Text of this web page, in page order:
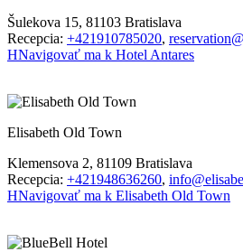
Šulekova 15, 81103 Bratislava
Recepcia: +421910785020,
HNavigovať ma k Hotel Antares
Elisabeth Old Town
Klemensova 2, 81109 Bratislava
Recepcia: +421948636260,
HNavigovať ma k Elisabeth Old Town